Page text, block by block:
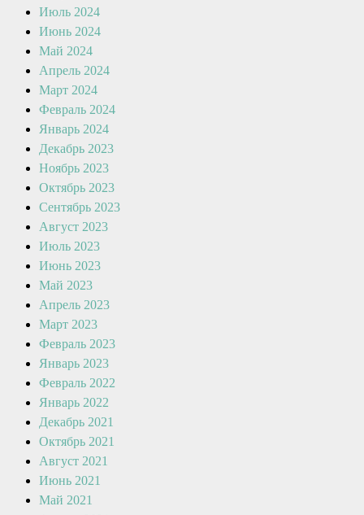
Июль 2024
Июнь 2024
Май 2024
Апрель 2024
Март 2024
Февраль 2024
Январь 2024
Декабрь 2023
Ноябрь 2023
Октябрь 2023
Сентябрь 2023
Август 2023
Июль 2023
Июнь 2023
Май 2023
Апрель 2023
Март 2023
Февраль 2023
Январь 2023
Февраль 2022
Январь 2022
Декабрь 2021
Октябрь 2021
Август 2021
Июнь 2021
Май 2021